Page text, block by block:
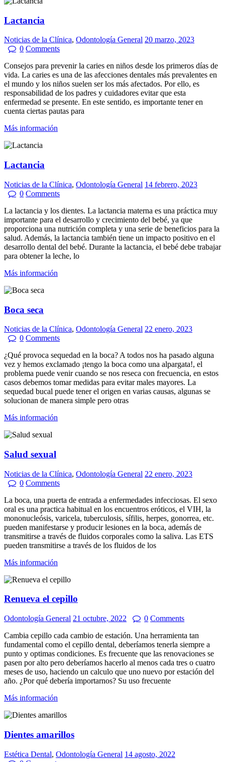
Lactancia
Noticias de la Clínica, Odontología General 20 marzo, 2023
0 Comments
Consejos para prevenir la caries en niños desde los primeros días de
vida. La caries es una de las afecciones dentales más prevalentes en
el mundo y los niños suelen ser los más afectados. Por ello, es
responsabilidad de los padres y cuidadores evitar que esta
enfermedad se presente. En este sentido, es importante tener en
cuenta ciertas pautas para
Más información
Lactancia
Noticias de la Clínica, Odontología General 14 febrero, 2023
0 Comments
La lactancia y los dientes. La lactancia materna es una práctica muy
importante para el desarrollo y crecimiento del bebé, ya que
proporciona una nutrición completa y una serie de beneficios para la
salud. Además, la lactancia también tiene un impacto positivo en el
desarrollo dental del bebé. Durante la lactancia, el bebé debe trabajar
para obtener la leche, lo
Más información
Boca seca
Noticias de la Clínica, Odontología General 22 enero, 2023
0 Comments
¿Qué provoca sequedad en la boca? A todos nos ha pasado alguna
vez y hemos exclamado ¡tengo la boca como una alpargata!, el
problema puede venir cuando se nos reseca con frecuencia, en estos
casos debemos tomar medidas para evitar males mayores. La
sequedad bucal puede tener el origen en varias causas, algunas se
solucionan de manera simple pero otras
Más información
Salud sexual
Noticias de la Clínica, Odontología General 22 enero, 2023
0 Comments
La boca, una puerta de entrada a enfermedades infecciosas. El sexo
oral es una practica habitual en los encuentros eróticos, el VIH, la
mononucleósis, varicela, tuberculosis, sífilis, herpes, gonorrea, etc.
pueden manifestarse y producir lesiones en la boca, además de
transmitirse a través de fluidos corporales como la saliva. Las ETS
pueden transmitirse a través de los fluidos de los
Más información
Renueva el cepillo
Odontología General 21 octubre, 2022 0 Comments
Cambia cepillo cada cambio de estación. Una herramienta tan
fundamental como el cepillo dental, deberíamos tenerla siempre a
punto y optimas condiciones. Es frecuente que las renovaciones se
pasen por alto pero deberíamos hacerlo al menos cada tres o cuatro
meses de uso, haciendo un calculo que uno nuevo por estación del
año. ¿Por qué debería importarnos? Su uso frecuente
Más información
Dientes amarillos
Estética Dental, Odontología General 14 agosto, 2022